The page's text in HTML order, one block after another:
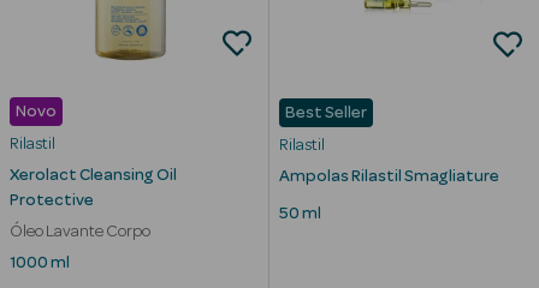
Solares
Esfoliantes
Corporais
Novo
Rilastil
Xerolact Cleansing Oil
Protective
Óleo Lavante Corpo
1000 ml
Best Seller
Rilastil
Ampolas Rilastil Smagliature
50 ml